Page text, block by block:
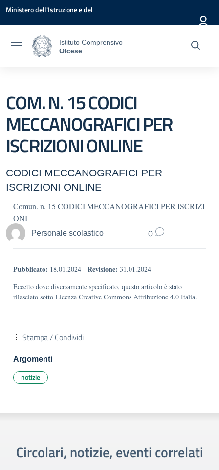
Vai ai contenuti
Vai al menu di navigazione
Vai al footer
Ministero dell'Istruzione e del
Istituto Comprensivo
Olcese
COM. N. 15 CODICI
MECCANOGRAFICI PER
ISCRIZIONI ONLINE
CODICI MECCANOGRAFICI PER
ISCRIZIONI ONLINE
Personale scolastico 0
Comun. n. 15 CODICI MECCANOGRAFICI PER ISCRIZI
ONI
Pubblicato: 18.01.2024 - Revisione: 31.01.2024
Eccetto dove diversamente specificato, questo articolo è stato
rilasciato sotto Licenza Creative Commons Attribuzione 4.0 Italia.
Stampa / Condividi
Argomenti
notizie
Circolari, notizie, eventi correlati